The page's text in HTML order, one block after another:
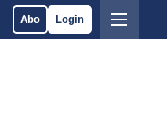
Abo Login